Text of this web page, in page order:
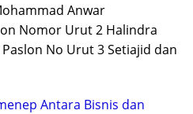
Anwar
Nomor Urut 2 Halindra
No Urut 3 Setiajid dan
Antara Bisnis dan